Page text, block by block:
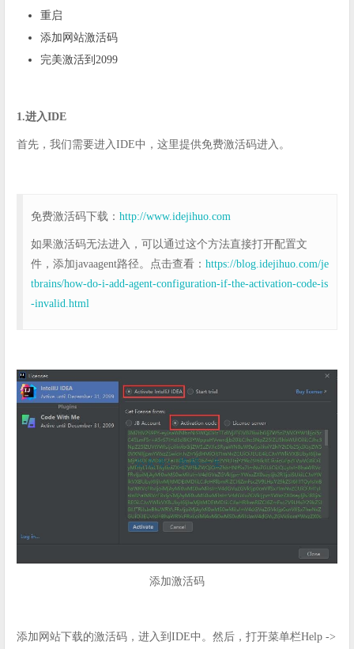
重启
添加网站激活码
完美激活到2099
1.进入IDE
首先，我们需要进入IDE中，这里提供免费激活码进入。
免费激活码下载： http://www.idejihuo.com
如果激活码无法进入，可以通过这个方法直接打开配置文
件，添加javaagent路径。点击查看： https://blog.idejihuo.com/je
tbrains/how-do-i-add-agent-configuration-if-the-activation-code-is
-invalid.html
添加激活码
添加网站下载的激活码，进入到IDE中。然后，打开菜单栏Help ->